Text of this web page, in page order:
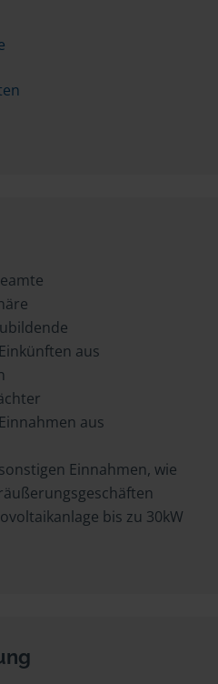
aus
aus
Einnahmen, wie
bis zu 30kW